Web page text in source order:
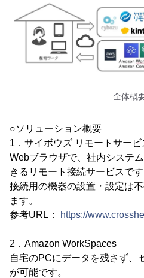
全体概
○ソリューション概要
1．サイボウズ リモートサービ
Webブラウザで、社内システ
きるリモート接続サービスです
接続用の機器の設置・設定は
ます。
参考URL：
https://
2．Amazon WorkSpaces
自宅のPCにデータを残さず、
が可能です。